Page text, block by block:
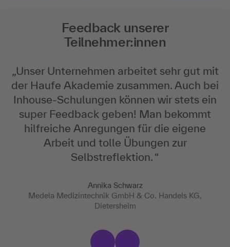
Mehrere Mitarbeitende gezielt weiterbilden – direkt
vor Ort oder online: Unsere Inhouse-Schulungen sind
beraten lassen.
Individuelles Angebot anfordern
Feedback unserer
Teilnehmer:innen
„Unser Unternehmen arbeitet sehr gut mit
der Haufe Akademie zusammen. Auch bei
Inhouse-Schulungen können wir stets ein
super Feedback geben! Man bekommt
hilfreiche Anregungen für die eigene
Arbeit und tolle Übungen zur
Selbstreflektion. “
Annika Schwarz
Medela Medizintechnik GmbH & Co. Handels KG,
Dietersheim